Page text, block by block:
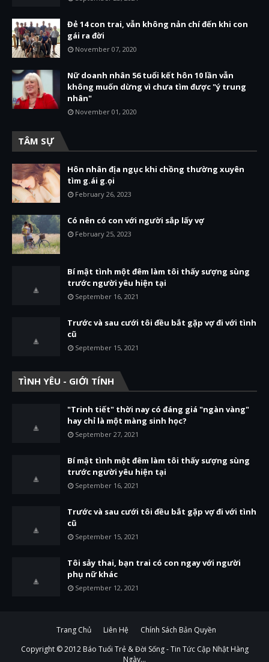
Đẻ 14 con trai, vẫn không nản chí đến khi con
gái ra đời
November 07, 2020
Nữ doanh nhân 56 tuổi kết hôn 10 lần vẫn
không muốn dừng vì chưa tìm được "ý trung
nhân"
November 01, 2020
TÂM SỰ
Hôn nhân địa ngục khi chồng thường xuyên
tìm g.ái g.ọi
February 26, 2023
Có nên có con với người sắp lấy vợ
February 25, 2023
Bí mật tình một đêm làm tôi thấy sượng sùng
trước người yêu hiện tại
September 16, 2021
Trước và sau cưới tôi đều bắt gặp vợ đi với tình
cũ
September 15, 2021
TÌNH YÊU - GIỚI TÍNH
"Trinh tiết" thời nay có đáng giá "ngàn vàng"
hay chỉ là một màng sinh học?
September 27, 2021
Bí mật tình một đêm làm tôi thấy sượng sùng
trước người yêu hiện tại
September 16, 2021
Trước và sau cưới tôi đều bắt gặp vợ đi với tình
cũ
September 15, 2021
Tôi sảy thai, bạn trai có con ngay với người
phụ nữ khác
September 12, 2021
Trang Chủ Liên Hệ
Chính Sách Bản Quyền
Copyright © 2012 Báo Tuổi Trẻ & Đời Sống - Tin Tức Cập Nhật Hàng
Ngày...